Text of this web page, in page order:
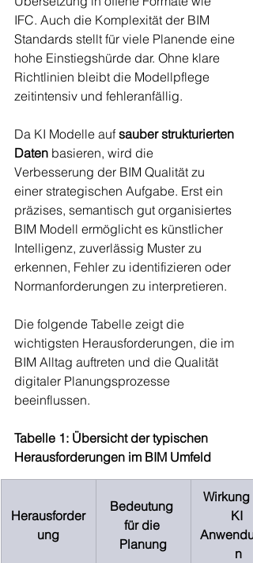
IFC. Auch die Komplexität der BIM
Standards stellt für viele Planende eine
hohe Einstiegshürde dar. Ohne klare
Richtlinien bleibt die Modellpflege
zeitintensiv und fehleranfällig.
Da KI Modelle auf sauber strukturierten
Daten basieren, wird die
Verbesserung der BIM Qualität zu
einer strategischen Aufgabe. Erst ein
präzises, semantisch gut organisiertes
BIM Modell ermöglicht es künstlicher
Intelligenz, zuverlässig Muster zu
erkennen, Fehler zu identifizieren oder
Normanforderungen zu interpretieren.
Die folgende Tabelle zeigt die
wichtigsten Herausforderungen, die im
BIM Alltag auftreten und die Qualität
digitaler Planungsprozesse
beeinflussen.
Tabelle 1: Übersicht der typischen
Herausforderungen im BIM Umfeld
Herausforder
ung
Bedeutung
für die
Planung
Wirkung
KI
n